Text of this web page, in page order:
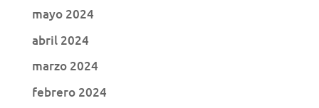
mayo 2024
abril 2024
marzo 2024
febrero 2024